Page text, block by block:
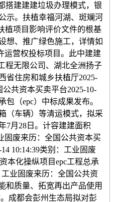
搭建建建垃圾办理模式，银
示。扶植幸福河湖、斑斓河
植项目影响评价文件的根基
想、推广绿色施工，详情如
运营权投标项目。此中建建
程无限公司、湖北全洲扬子
省住房和城乡扶植厅2025-
共资本买卖平台2025-10-
（epc）中标成果发布。
（车辆）等清运模式，拟采
7月28日。计容建建面积
固废来历：全国公共资本买
10:14:39类别：工业固废
本化操纵项目epc工程总承
业固废来历：全国公共资
和质量、拓宽再出产品使用
成都会彭州生态局拟对彭